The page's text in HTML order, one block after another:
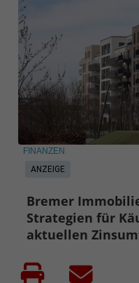
ANZEIGE
FINANZEN
Bremer
Strategien für
aktuellen